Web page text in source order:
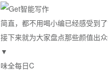
简直，都不用喝小编已经感受到
接下来就为大家盘点那些颜值出
▼
味全每日C